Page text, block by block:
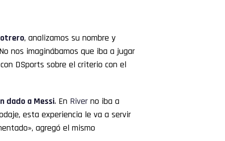
, analizamos su nombre y
nos imaginábamos que iba a jugar
DSports sobre el criterio con el
dado a Messi. En River no iba a
esta experiencia le va a servir
agregó el mismo